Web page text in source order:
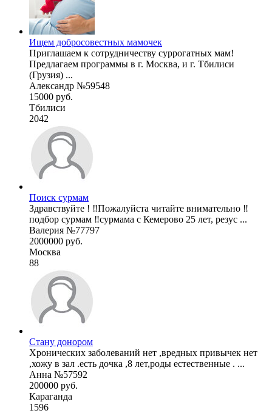
Ищем добросовестных мамочек
Приглашаем к сотрудничеству суррогатных мам!
Предлагаем программы в г. Москва, и г. Тбилиси
(Грузия) ...
Александр №59548
15000 руб.
Тбилиси
2042
Поиск сурмам
Здравствуйте ! ‼️Пожалуйста читайте внимательно ‼️
подбор сурмам ‼️сурмама с Кемерово 25 лет, резус ...
Валерия №77797
2000000 руб.
Москва
88
Стану донором
Хронических заболеваний нет ,вредных привычек нет
,хожу в зал .есть дочка ,8 лет,роды естественные . ...
Анна №57592
200000 руб.
Караганда
1596